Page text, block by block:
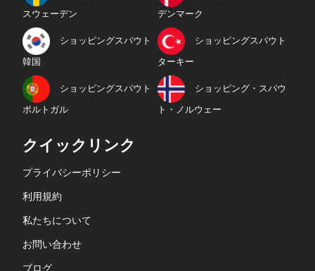
スウェーデン デンマーク
ショッピングスパウト
韓国
ショッピングスパウト
ターキー
ショッピングスパウト
ポルトガル
ショッピング・スパウ
ト・ノルウェー
クイックリンク
プライバシーポリシー
利用規約
私たちについて
お問い合わせ
ブログ